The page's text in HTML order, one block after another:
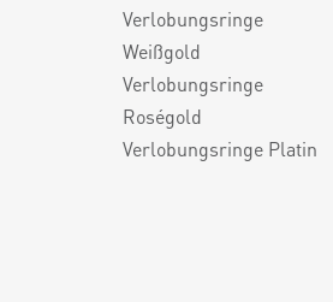
Verlobungsringe
Weißgold
Verlobungsringe
Roségold
Verlobungsringe Platin